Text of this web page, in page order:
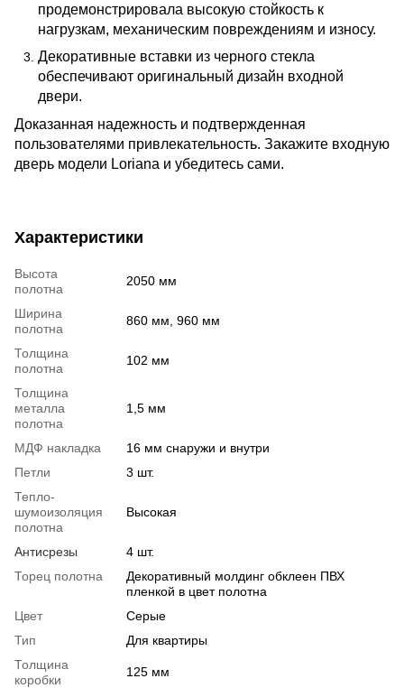
продемонстрировала высокую стойкость к
нагрузкам, механическим повреждениям и износу.
Декоративные вставки из черного стекла
обеспечивают оригинальный дизайн входной
двери.
Доказанная надежность и подтвержденная
пользователями привлекательность. Закажите входную
дверь модели Loriana и убедитесь сами.
Характеристики
Высота
полотна
2050 мм
Ширина
полотна
860 мм, 960 мм
Толщина
полотна
102 мм
Толщина
металла
полотна
1,5 мм
МДФ накладка
16 мм снаружи и внутри
Петли
3 шт.
Тепло-
шумоизоляция
полотна
Высокая
Антисрезы
4 шт.
Торец полотна
Декоративный молдинг обклеен ПВХ
пленкой в цвет полотна
Цвет
Серые
Тип
Для квартиры
Толщина
коробки
125 мм